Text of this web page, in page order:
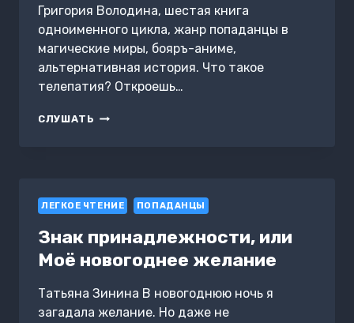
Григория Володина, шестая книга
одноименного цикла, жанр попаданцы в
магические миры, бояръ-аниме,
альтернативная история. Что такое
телепатия? Откроешь…
СЛУШАТЬ ГАЗЛАЙТЕР.
ЛЕГКОЕ ЧТЕНИЕ ПОПАДАНЦЫ
Знак принадлежности, или
Моё новогоднее желание
Татьяна Зинина В новогоднюю ночь я
загадала желание. Но даже не